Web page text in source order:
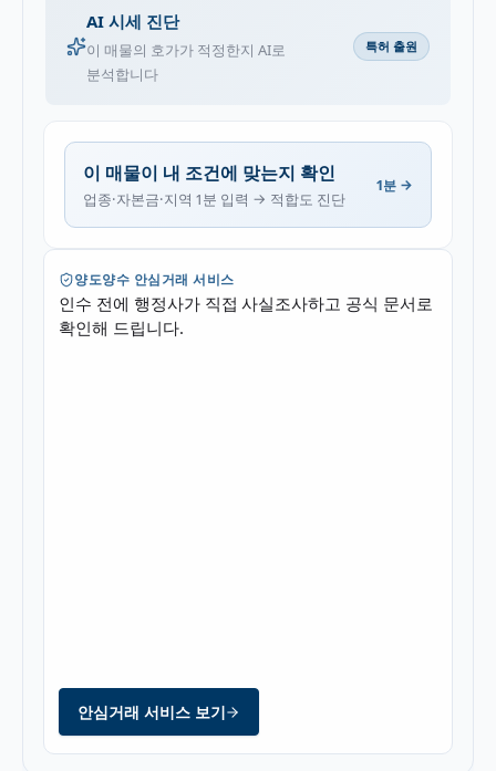
AI 시세 진단
이 매물의 호가가 적정한지 AI로
분석합니다
특허 출원
이 매물이 내 조건에 맞는지 확인
업종·자본금·지역 1분 입력 → 적합도 진단
1분 →
양도양수 안심거래 서비스
인수 전에 행정사가 직접 사실조사하고 공식 문서로
확인해 드립니다.
안심거래 서비스 보기